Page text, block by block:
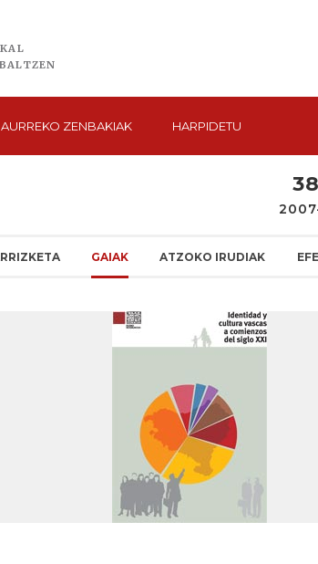
AURREKO ZENBAKIAK HARPIDETU
GAIAK ATZOKO IRUDIAK